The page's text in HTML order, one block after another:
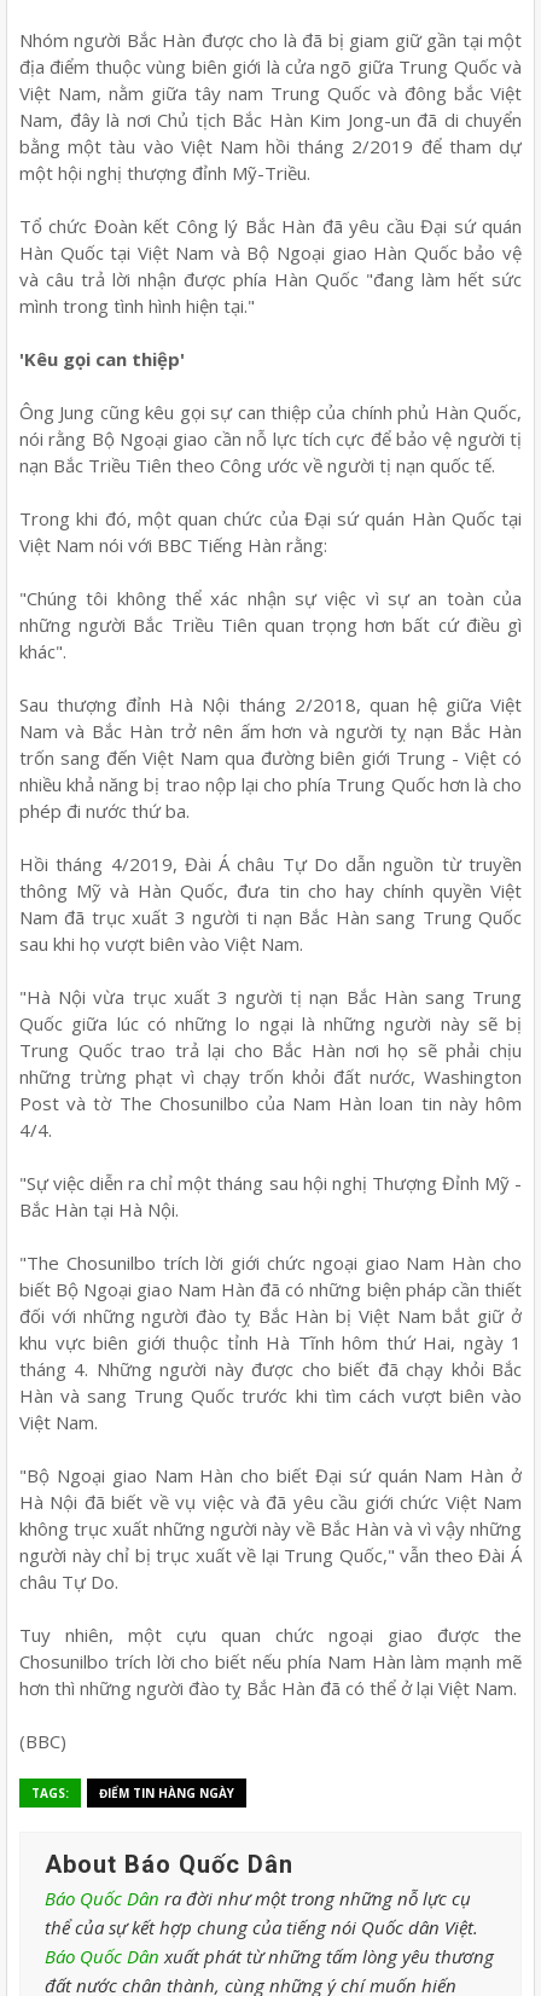
Nhóm người Bắc Hàn được cho là đã bị giam giữ gần tại một
địa điểm thuộc vùng biên giới là cửa ngõ giữa Trung Quốc và
Việt Nam, nằm giữa tây nam Trung Quốc và đông bắc Việt
Nam, đây là nơi Chủ tịch Bắc Hàn Kim Jong-un đã di chuyển
bằng một tàu vào Việt Nam hồi tháng 2/2019 để tham dự
một hội nghị thượng đỉnh Mỹ-Triều.
Tổ chức Đoàn kết Công lý Bắc Hàn đã yêu cầu Đại sứ quán
Hàn Quốc tại Việt Nam và Bộ Ngoại giao Hàn Quốc bảo vệ
và câu trả lời nhận được phía Hàn Quốc "đang làm hết sức
mình trong tình hình hiện tại."
'Kêu gọi can thiệp'
Ông Jung cũng kêu gọi sự can thiệp của chính phủ Hàn Quốc,
nói rằng Bộ Ngoại giao cần nỗ lực tích cực để bảo vệ người tị
nạn Bắc Triều Tiên theo Công ước về người tị nạn quốc tế.
Trong khi đó, một quan chức của Đại sứ quán Hàn Quốc tại
Việt Nam nói với BBC Tiếng Hàn rằng:
"Chúng tôi không thể xác nhận sự việc vì sự an toàn của
những người Bắc Triều Tiên quan trọng hơn bất cứ điều gì
khác".
Sau thượng đỉnh Hà Nội tháng 2/2018, quan hệ giữa Việt
Nam và Bắc Hàn trở nên ấm hơn và người tỵ nạn Bắc Hàn
trốn sang đến Việt Nam qua đường biên giới Trung - Việt có
nhiều khả năng bị trao nộp lại cho phía Trung Quốc hơn là cho
phép đi nước thứ ba.
Hồi tháng 4/2019, Đài Á châu Tự Do dẫn nguồn từ truyền
thông Mỹ và Hàn Quốc, đưa tin cho hay chính quyền Việt
Nam đã trục xuất 3 người ti nạn Bắc Hàn sang Trung Quốc
sau khi họ vượt biên vào Việt Nam.
"Hà Nội vừa trục xuất 3 người tị nạn Bắc Hàn sang Trung
Quốc giữa lúc có những lo ngại là những người này sẽ bị
Trung Quốc trao trả lại cho Bắc Hàn nơi họ sẽ phải chịu
những trừng phạt vì chạy trốn khỏi đất nước, Washington
Post và tờ The Chosunilbo của Nam Hàn loan tin này hôm
4/4.
"Sự việc diễn ra chỉ một tháng sau hội nghị Thượng Đỉnh Mỹ -
Bắc Hàn tại Hà Nội.
"The Chosunilbo trích lời giới chức ngoại giao Nam Hàn cho
biết Bộ Ngoại giao Nam Hàn đã có những biện pháp cần thiết
đối với những người đào tỵ Bắc Hàn bị Việt Nam bắt giữ ở
khu vực biên giới thuộc tỉnh Hà Tĩnh hôm thứ Hai, ngày 1
tháng 4. Những người này được cho biết đã chạy khỏi Bắc
Hàn và sang Trung Quốc trước khi tìm cách vượt biên vào
Việt Nam.
"Bộ Ngoại giao Nam Hàn cho biết Đại sứ quán Nam Hàn ở
Hà Nội đã biết về vụ việc và đã yêu cầu giới chức Việt Nam
không trục xuất những người này về Bắc Hàn và vì vậy những
người này chỉ bị trục xuất về lại Trung Quốc," vẫn theo Đài Á
châu Tự Do.
Tuy nhiên, một cựu quan chức ngoại giao được the
Chosunilbo trích lời cho biết nếu phía Nam Hàn làm mạnh mẽ
hơn thì những người đào tỵ Bắc Hàn đã có thể ở lại Việt Nam.
(BBC)
TAGS: ĐIỂM TIN HÀNG NGÀY
About Báo Quốc Dân
Báo Quốc Dân ra đời như một trong những nỗ lực cụ
thể của sự kết hợp chung của tiếng nói Quốc dân Việt.
Báo Quốc Dân xuất phát từ những tấm lòng yêu thương
đất nước chân thành, cùng những ý chí muốn hiến